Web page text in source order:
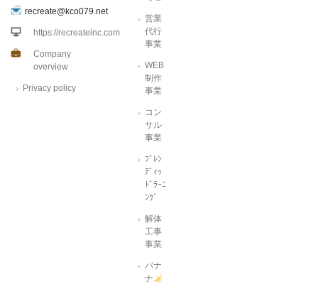
recreate@kco079.net
https://recreateinc.com
Company
overview
Privacy policy
営業
代行
事業
WEB
制作
事業
コン
サル
事業
ﾌﾞﾚﾝ
ﾃﾞｨｯ
ﾄﾞﾗｰﾆ
ﾝｸﾞ
解体
工事
事業
バナ
ナ